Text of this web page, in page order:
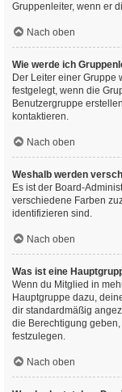
Gruppenleiter, wenn er
Nach oben
Wie werde ich
Der Leiter einer Gruppe
festgelegt, wenn die
Benutzergruppe
kontaktieren.
Nach oben
Weshalb werden
Es ist der Board-
verschiedene Farben
identifizieren sind.
Nach oben
Was ist eine
Wenn du Mitglied in
Hauptgruppe dazu,
dir standardmäßig
die Berechtigung
festzulegen.
Nach oben